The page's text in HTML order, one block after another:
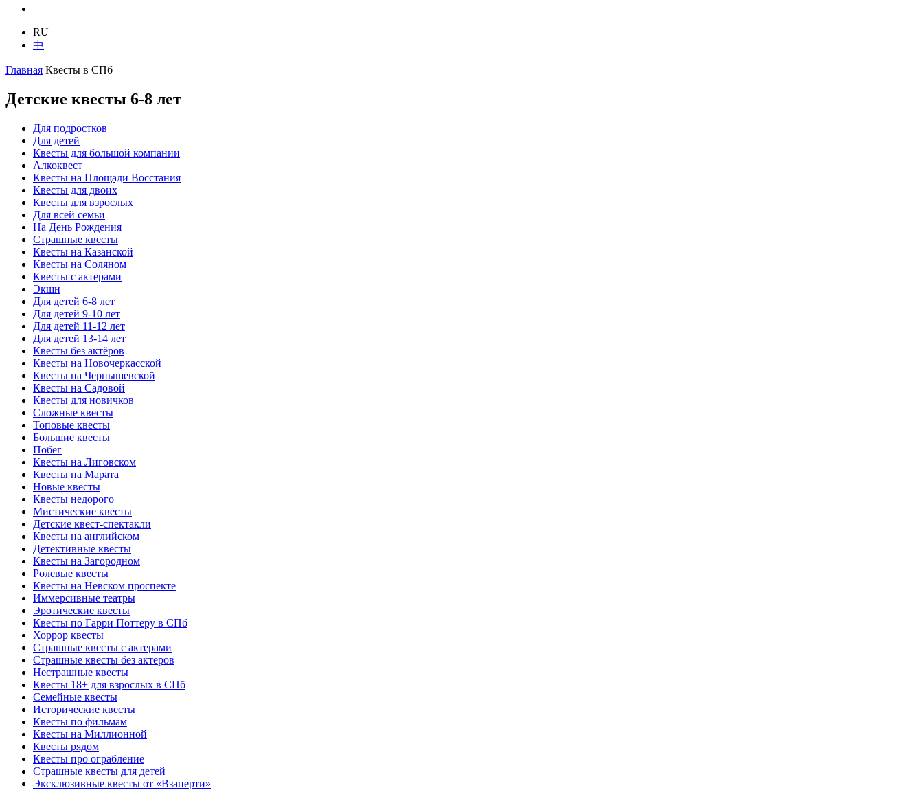
RU
中
Главная Квесты в СПб
Детские квесты 6-8 лет
Для подростков
Для детей
Квесты для большой компании
Алкоквест
Квесты на Площади Восстания
Квесты для двоих
Квесты для взрослых
Для всей семьи
На День Рождения
Страшные квесты
Квесты на Казанской
Квесты на Соляном
Квесты с актерами
Экшн
Для детей 6-8 лет
Для детей 9-10 лет
Для детей 11-12 лет
Для детей 13-14 лет
Квесты без актёров
Квесты на Новочеркасской
Квесты на Чернышевской
Квесты на Садовой
Квесты для новичков
Сложные квесты
Топовые квесты
Большие квесты
Побег
Квесты на Лиговском
Квесты на Марата
Новые квесты
Квесты недорого
Мистические квесты
Детские квест-спектакли
Квесты на английском
Детективные квесты
Квесты на Загородном
Ролевые квесты
Квесты на Невском проспекте
Иммерсивные театры
Эротические квесты
Квесты по Гарри Поттеру в СПб
Хоррор квесты
Страшные квесты с актерами
Страшные квесты без актеров
Нестрашные квесты
Квесты 18+ для взрослых в СПб
Семейные квесты
Исторические квесты
Квесты по фильмам
Квесты на Миллионной
Квесты рядом
Квесты про ограбление
Страшные квесты для детей
Эксклюзивные квесты от «Взаперти»